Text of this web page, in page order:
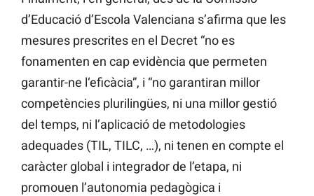
d’Educació d’Escola Valenciana s’afirma que les
mesures prescrites en el Decret “no es
fonamenten en cap evidència que permeten
garantir-ne l‘eficàcia”, i “no garantiran millor
competències plurilingües, ni una millor gestió
del temps, ni l’aplicació de metodologies
adequades (TIL, TILC, …), ni tenen en compte el
caràcter global i integrador de l’etapa, ni
promouen l’autonomia pedagògica i